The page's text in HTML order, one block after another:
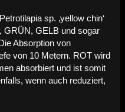
sp. ‚yellow chin‘
GRÜN, GELB und sogar
Absorption von
von 10 Metern. ROT wird
absorbiert und ist somit
wenn auch reduziert,